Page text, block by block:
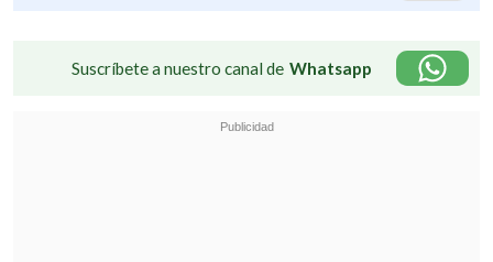
Suscríbete a nuestro canal de Whatsapp